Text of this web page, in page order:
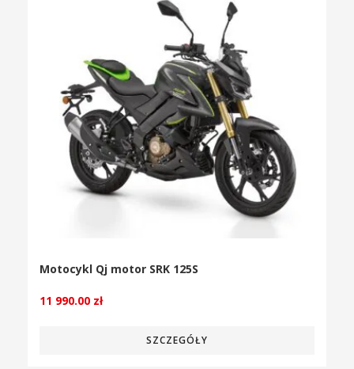
Motocykl Qj motor SRK 125S
11 990.00 zł
SZCZEGÓŁY